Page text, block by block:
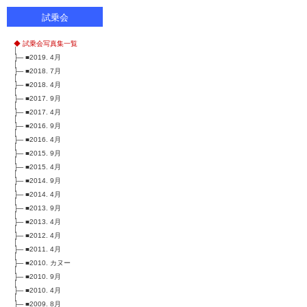
試乗会
◆ 試乗会写真集一覧
├─ ■2019. 4月
│
├─ ■2018. 7月
│
├─ ■2018. 4月
│
├─ ■2017. 9月
│
├─ ■2017. 4月
│
├─ ■2016. 9月
│
├─ ■2016. 4月
│
├─ ■2015. 9月
│
├─ ■2015. 4月
│
├─ ■2014. 9月
│
├─ ■2014. 4月
│
├─ ■2013. 9月
│
├─ ■2013. 4月
│
├─ ■2012. 4月
│
├─ ■2011. 4月
│
├─ ■2010. カヌー
│
├─ ■2010. 9月
│
├─ ■2010. 4月
│
├─ ■2009. 8月